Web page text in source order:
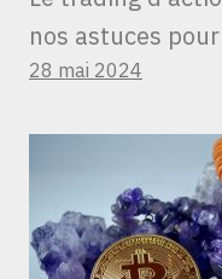
nos astuces
28 mai 2024